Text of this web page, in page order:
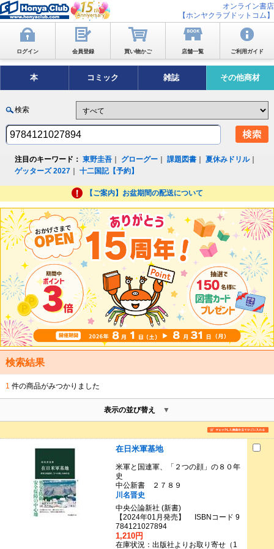
オンライン書店
【ホンヤクラブドットコム】
ログイン 会員登録 買い物かご 店舗一覧 ご利用ガイド
本 コミック 雑誌 その他商材
検索
注目のキーワード： 東野圭吾 グローグー ｜課題図書 ｜夏休みドリル｜
ゲッターズ 2027 ｜十二国記【予約】
【ご案内】お盆期間の配送について
検索結果
1 件の商品がみつかりました
表示の並び替え
在日米軍基地
米軍と国連軍、「２つの顔」の８０年
史
中公新書 ２７８９
川名晋史
中央公論新社 (新書)
【2024年01月発売】 ISBNコード 9
784121027894
1,210円
在庫状況：出版社よりお取り寄せ（1